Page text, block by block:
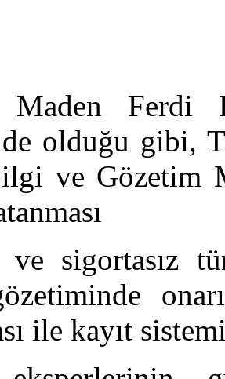
Maden Ferdi
olduğu gibi,
ve Gözetim
ve sigortasız
ile kayıt